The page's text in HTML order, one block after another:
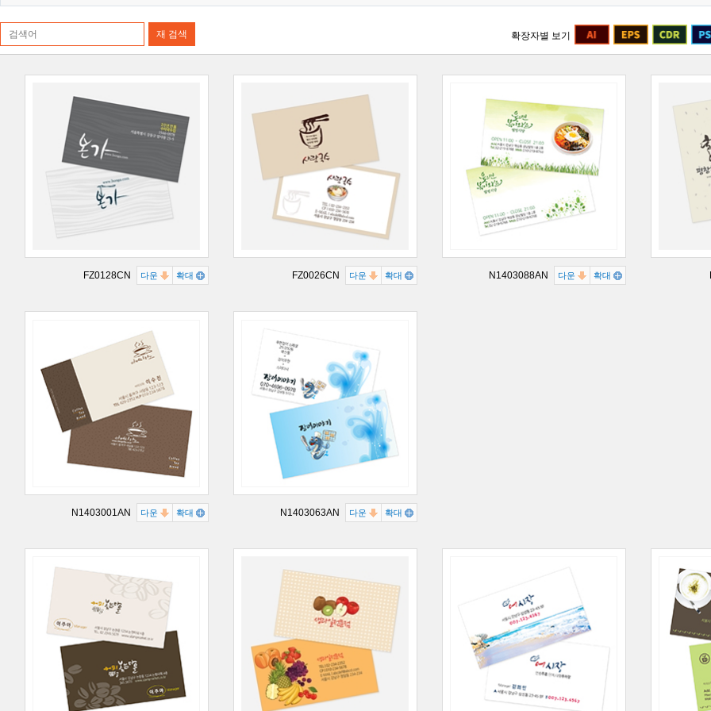
확장자별 보기
FZ0128CN 다운 확대 FZ0026CN 다운 확대 N1403088AN 다운 확대
N1403001AN 다운 확대 N1403063AN 다운 확대